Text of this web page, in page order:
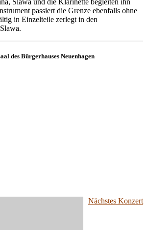
Slawa und die Klarinette begleiten ihn
passiert die Grenze ebenfalls ohne
in Einzelteile zerlegt in den
des Bürgerhauses Neuenhagen
Nächstes Konzert